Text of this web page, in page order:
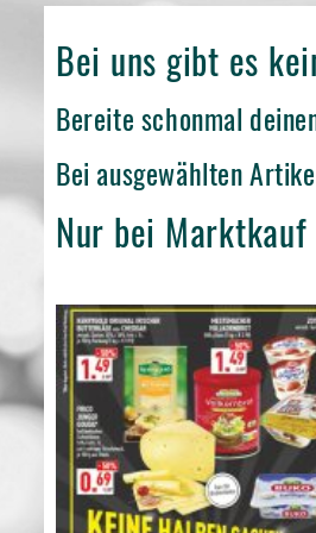
Bei uns gibt es
Bereite schonmal
Bei ausgewählten
Nur bei Marktkauf